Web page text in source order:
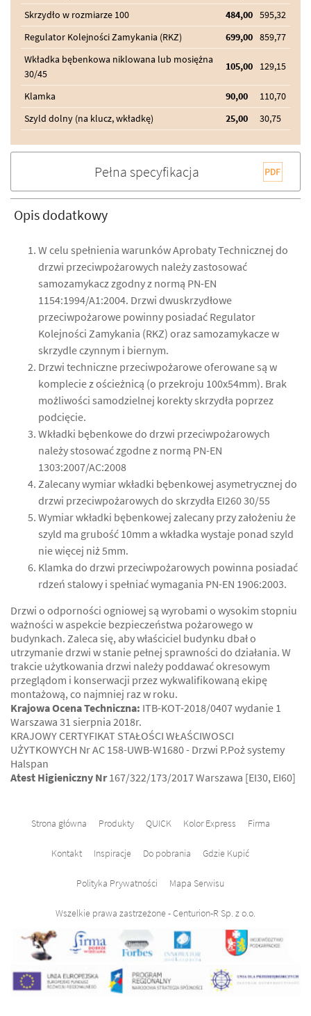
Skrzydło w rozmiarze 100
484,00 595,32
Regulator Kolejności Zamykania (RKZ)
699,00 859,77
Wkładka bębenkowa niklowana lub mosiężna
30/45
105,00 129,15
Klamka 90,00
110,70
Szyld dolny (na klucz, wkładkę)
25,00 30,75
Pełna specyfikacja
Opis dodatkowy
W celu spełnienia warunków Aprobaty Technicznej do
drzwi przeciwpożarowych należy zastosować
samozamykacz zgodny z normą PN-EN
1154:1994/A1:2004. Drzwi dwuskrzydłowe
przeciwpożarowe powinny posiadać Regulator
Kolejności Zamykania (RKZ) oraz samozamykacze w
skrzydle czynnym i biernym.
Drzwi techniczne przeciwpożarowe oferowane są w
komplecie z ościeżnicą (o przekroju 100x54mm). Brak
możliwości samodzielnej korekty skrzydła poprzez
podcięcie.
Wkładki bębenkowe do drzwi przeciwpożarowych
należy stosować zgodne z normą PN-EN
1303:2007/AC:2008
Zalecany wymiar wkładki bębenkowej asymetrycznej do
drzwi przeciwpożarowych do skrzydła EI260 30/55
Wymiar wkładki bębenkowej zalecany przy założeniu że
szyld ma grubość 10mm a wkładka wystaje ponad szyld
nie więcej niż 5mm.
Klamka do drzwi przeciwpożarowych powinna posiadać
rdzeń stalowy i spełniać wymagania PN-EN 1906:2003.
Drzwi o odporności ogniowej są wyrobami o wysokim stopniu
ważności w aspekcie bezpieczeństwa pożarowego w
budynkach. Zaleca się, aby właściciel budynku dbał o
utrzymanie drzwi w stanie pełnej sprawności do działania. W
trakcie użytkowania drzwi należy poddawać okresowym
przeglądom i konserwacji przez wykwalifikowaną ekipę
montażową, co najmniej raz w roku.
Krajowa Ocena Techniczna: ITB-KOT-2018/0407 wydanie 1
Warszawa 31 sierpnia 2018r.
KRAJOWY CERTYFIKAT STAŁOŚCI WŁAŚCIWOSCI
UŻYTKOWYCH Nr AC 158-UWB-W1680 - Drzwi P.Poż systemy
Halspan
Atest Higieniczny Nr167/322/173/2017 Warszawa [EI30, EI60]
Strona główna Produkty QUICK Kolor Express Firma
Kontakt Inspiracje Do pobrania Gdzie Kupić
Polityka Prywatności Mapa Serwisu
Wszelkie prawa zastrzeżone - Centurion-R Sp. z o.o.